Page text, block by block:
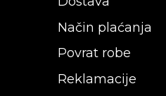
Način plaćanja
Povrat robe
Reklamacije